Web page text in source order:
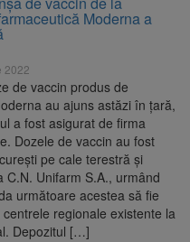
de
Dan
Potra.
pentru
de Senat.
Moderna a
2022
de vaccin produs de
au ajuns astăzi în țară,
a fost asigurat de firma
Dozele de vaccin au fost
pe cale terestră și
C.N. Unifarm S.A., urmând
următoare acestea să fie
regionale existente la
Depozitul […]